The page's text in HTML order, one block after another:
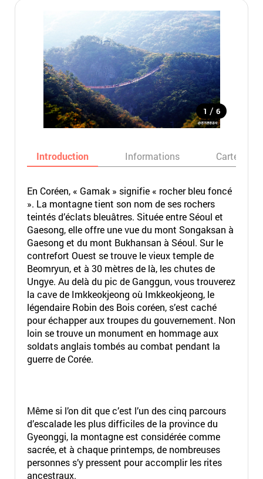
1 / 6
Introduction Informations Carte
En Coréen, « Gamak » signifie « rocher bleu foncé
». La montagne tient son nom de ses rochers
teintés d’éclats bleuâtres. Située entre Séoul et
Gaesong, elle offre une vue du mont Songaksan à
Gaesong et du mont Bukhansan à Séoul. Sur le
contrefort Ouest se trouve le vieux temple de
Beomryun, et à 30 mètres de là, les chutes de
Ungye. Au delà du pic de Ganggun, vous trouverez
la cave de Imkkeokjeong où Imkkeokjeong, le
légendaire Robin des Bois coréen, s’est caché
pour échapper aux troupes du gouvernement. Non
loin se trouve un monument en hommage aux
soldats anglais tombés au combat pendant la
guerre de Corée.
Même si l’on dit que c’est l’un des cinq parcours
d’escalade les plus difficiles de la province du
Gyeonggi, la montagne est considérée comme
sacrée, et à chaque printemps, de nombreuses
personnes s’y pressent pour accomplir les rites
ancestraux.